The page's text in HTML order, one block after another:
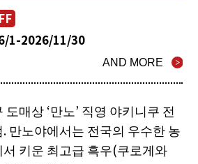
1-2026/11/30
AND MORE
도매상 ‘만노’ 직영 야키니쿠 전
. 만노야에서는 전국의 우수한 농
서 키운 최고급 흑우(쿠로게와